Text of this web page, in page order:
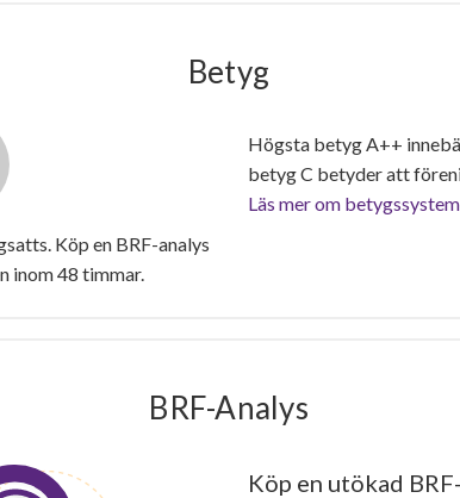
Betyg
Köp en BRF-analys
inom 48 timmar.
Högsta betyg A++
betyg C betyder att
Läs mer om
BRF-Analys
Köp en utökad